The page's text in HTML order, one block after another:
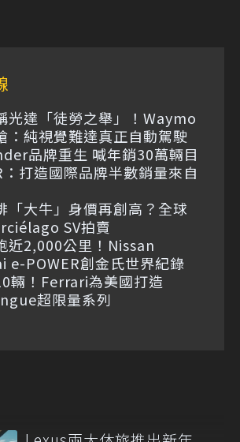
光達「徒勞之舉」！Waymo
：純視覺難達真正自動駕駛
品牌重生 喊年銷30萬輛目
：打造國際品牌半數銷量來自
「大牛」身價再創高？全球
SV拍賣
近2,000公里！Nissan
e-POWER創金氏世界紀錄
輛！Ferrari為美國打造
超限量系列